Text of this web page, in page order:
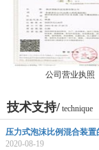
公司营业执照
技术支持/ technique
压力式泡沫比例混合装
2020-08-19